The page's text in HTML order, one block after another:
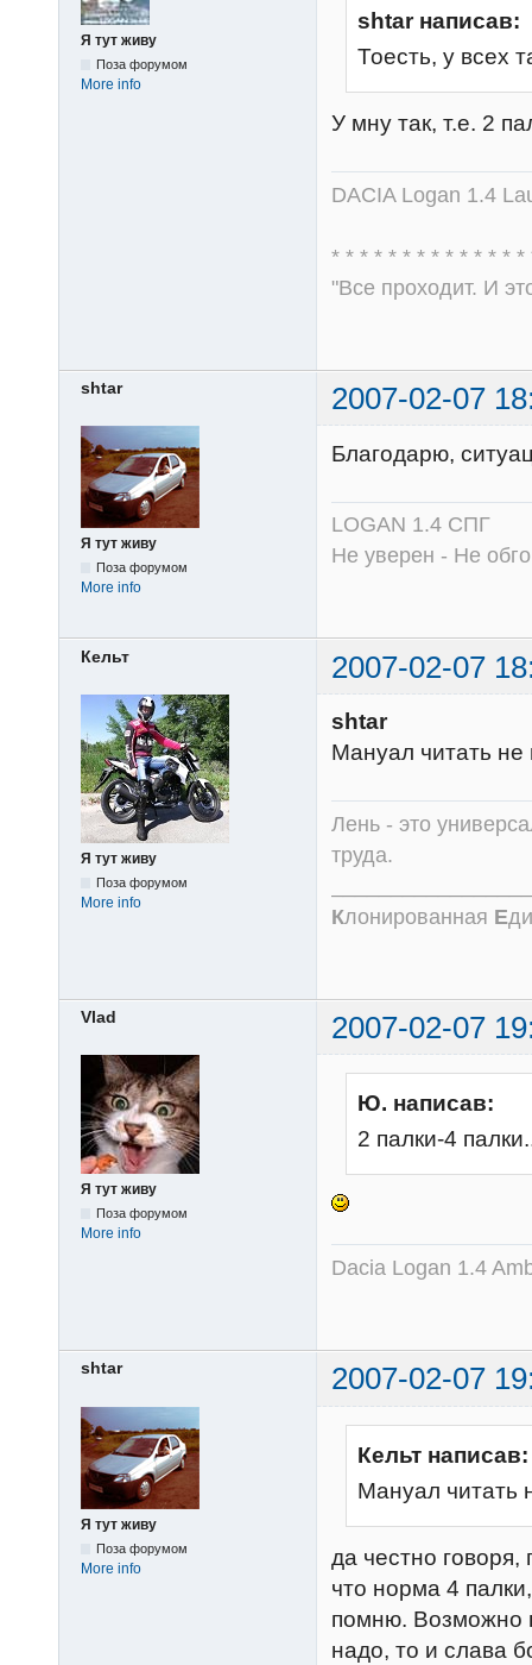
Я тут живу
Поза форумом
More info
shtar написав:
Тоесть, у всех
У мну так, т.е. 2
DACIA Logan 1.4
* * * * * * * * * * * * * *
"Все проходит. И
shtar 2007-02-07
Я тут живу
Поза форумом
More info
Благодарю,
LOGAN 1.4 СПГ
Не уверен - Не
Кельт 2007-02-07
Я тут живу
Поза форумом
More info
shtar
Мануал читать
Лень - это
труда.
Клонированная Е
Vlad 2007-02-07
Я тут живу
Поза форумом
More info
Ю. написав:
2 палки-4
Dacia Logan 1.4
shtar 2007-02-07
Я тут живу
Поза форумом
More info
Кельт написав:
Мануал читать
да честно
что норма 4
помню. Возможно
надо, то и слава